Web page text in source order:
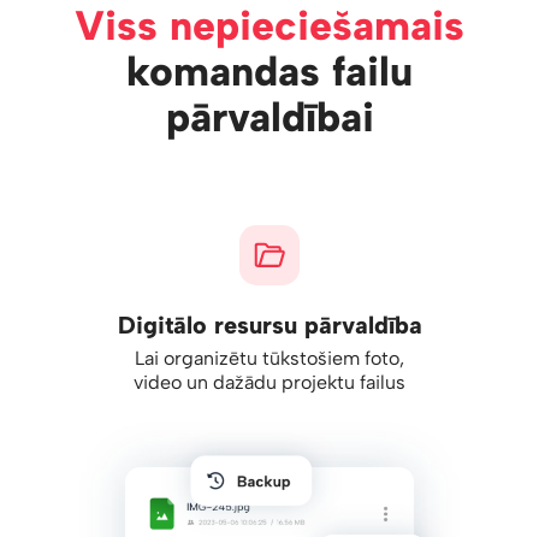
Viss nepieciešamais
komandas failu
pārvaldībai
Digitālo resursu pārvaldība
Lai organizētu tūkstošiem foto,
video un dažādu projektu failus